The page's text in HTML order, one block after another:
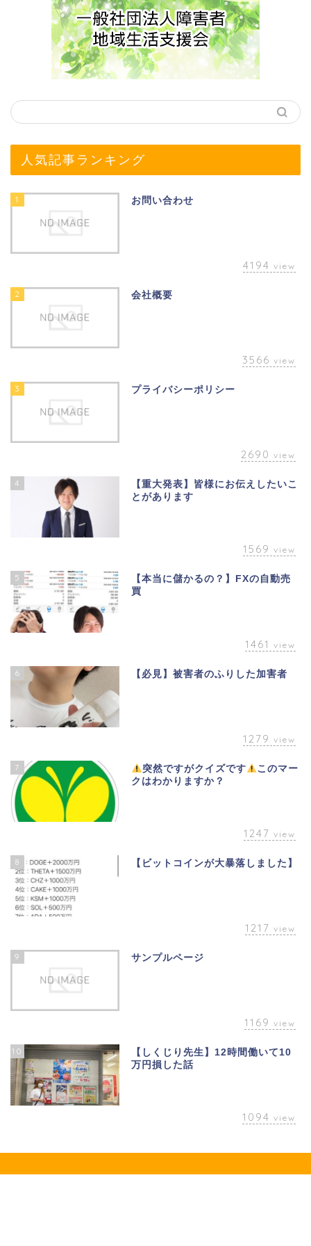
人気記事ランキング
1 お問い合わせ
4194 view
2 会社概要
3566 view
3 プライバシーポリシー
2690 view
4
【重大発表】皆様にお伝えしたいこ
とがあります
1569 view
5
【本当に儲かるの？】FXの自動売
買
1461 view
6 【必見】被害者のふりした加害者
1279 view
7 突然ですがクイズです
このマー
クはわかりますか？
1247 view
8 【ビットコインが大暴落しました】
1217 view
9 サンプルページ
1169 view
10
【しくじり先生】12時間働いて10
万円損した話
1094 view